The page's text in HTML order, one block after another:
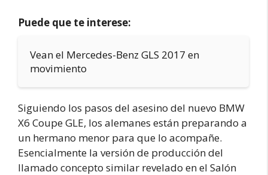
Puede que te interese:
Vean el Mercedes-Benz GLS 2017 en
movimiento
Siguiendo los pasos del asesino del nuevo BMW
X6 Coupe GLE, los alemanes están preparando a
un hermano menor para que lo acompañe.
Esencialmente la versión de producción del
llamado concepto similar revelado en el Salón